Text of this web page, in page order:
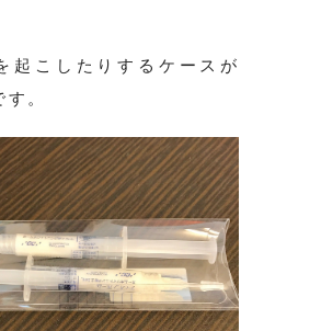
起こしたりするケースが
。